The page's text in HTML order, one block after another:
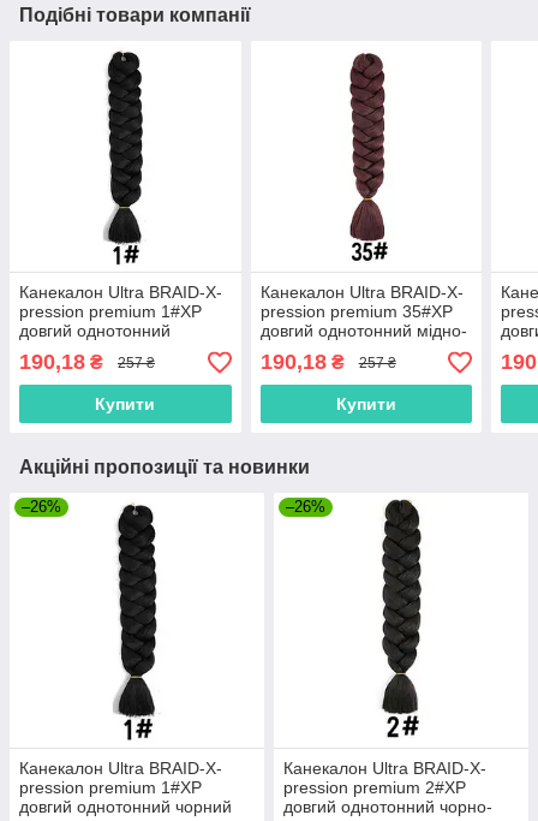
Подібні товари компанії
Канекалон Ultra BRAID-X-
pression premium 1#XP
довгий однотонний
чорний термостійкий
метровий довжина 100см
Вага 165грам
190,18 ₴ 257 ₴
Купити
Канекалон Ultra BRAID-X-
pression premium 35#XP
довгий однотонний мідно-
рудий термостійкий
метровий довжина 100см
Вага 165грам
190,18₴ 257 ₴
Купити
Акційні пропозиції та новинки
–26%
Канекалон Ultra BRAID-X-
pression premium 1#XP
довгий однотонний чорний
–26%
Канекалон Ultra BRAID-X-
pression premium 2#XP
довгий однотонний чорно-